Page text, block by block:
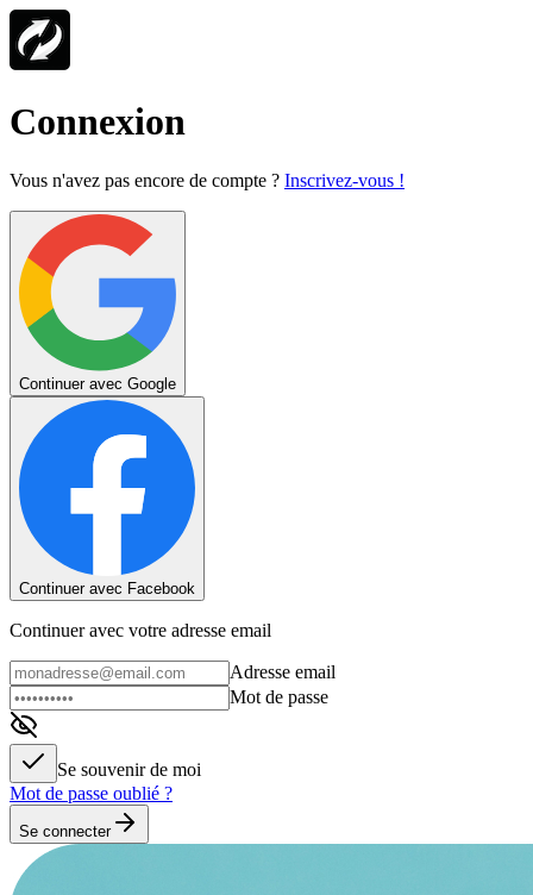
Connexion
Vous n'avez pas encore de compte ? Inscrivez-vous !
Continuer avec Google
Continuer avec Facebook
Continuer avec votre adresse email
Adresse email
Mot de passe
Se souvenir de moi
Mot de passe oublié ?
Se connecter